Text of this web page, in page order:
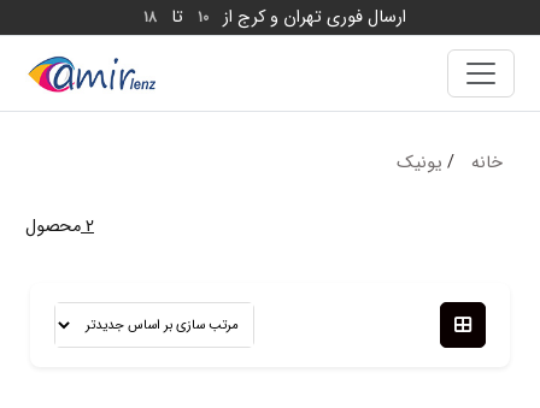
ارسال فوری تهران و کرج از 10 تا 18
خانه / یونیک
2محصول